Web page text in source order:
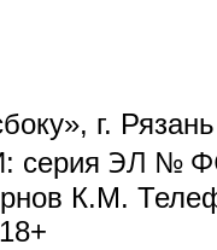
г.
серия ЭЛ №
К.М.
e-mail)